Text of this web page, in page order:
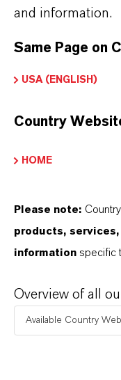
KUNDINNEN
11 Gründe,
and information.
Same Page on
USA (ENGLISH)
Country
HOME
Please note:
products,
information specific
Overview of all
Available Country